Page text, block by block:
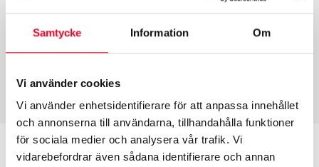
Samtycke Information Om
Vi använder cookies
Vi använder enhetsidentifierare för att anpassa innehållet
och annonserna till användarna, tillhandahålla funktioner
för sociala medier och analysera vår trafik. Vi
vidarebefordrar även sådana identifierare och annan
Däcktyp
USA, 4x4
Däckstorlek
255/50 R 19 107W
2285
Passar detta däck min bil?